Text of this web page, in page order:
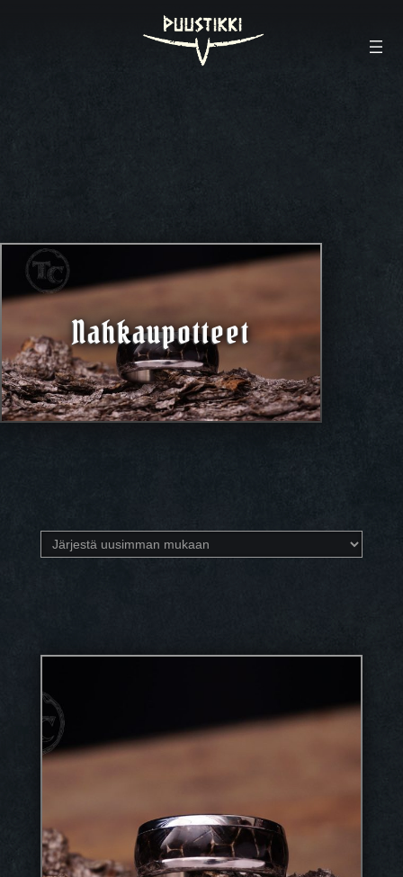
Nahkaupotteet